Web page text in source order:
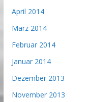
April 2014
März 2014
Februar 2014
Januar 2014
Dezember 2013
November 2013